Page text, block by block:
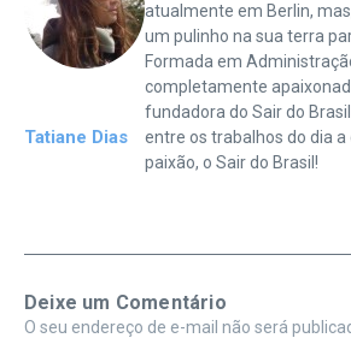
Tatiane Dias
atualmente em Berlin,
um pulinho na sua terra
Formada em
completamente
fundadora do Sair do
entre os trabalhos do dia a
paixão, o Sair do Brasil!
Deixe um Comentário
O seu endereço de e-mail não será